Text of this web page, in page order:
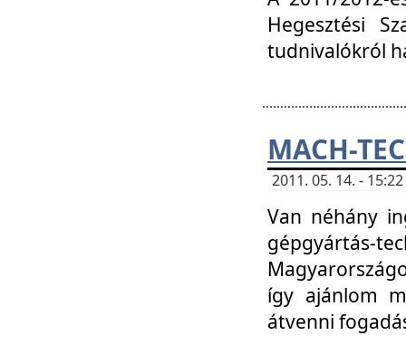
Hegesztési
tudnivalókról
MACH-
2011. 05. 14. -
Van néhány
gépgyártás-
így ajánlom
átvenni